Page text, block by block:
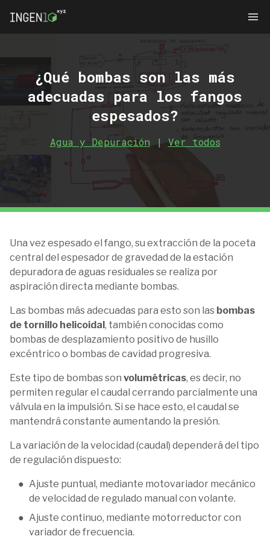
¿Qué bombas son las más
adecuadas para los fangos
espesados?
Agua y Depuración | Ver todos
Una vez espesado el fango, su extracción de la poceta
central del espesador de gravedad de la estación
depuradora de aguas residuales se realiza por
aspiración directa mediante bombas.
Las bombas más adecuadas para esto son las bombas
de tornillo helicoidal, también conocidas como
bombas de desplazamiento positivo de husillo
excéntrico o bombas de cavidad progresiva.
Este tipo de bombas son volumétricas, es decir, no
permiten regular el caudal cerrando parcialmente una
válvula en la impulsión. Si se hace esto, el caudal se
mantendrá constante aumentando la presión.
La variación de la velocidad (caudal) dependerá del tipo
de regulación dispuesto:
Ajuste puntual, mediante motovariador mecánico
de velocidad de regulado manual con volante.
Ajuste continuo, mediante motorreductor con
variador de frecuencia.